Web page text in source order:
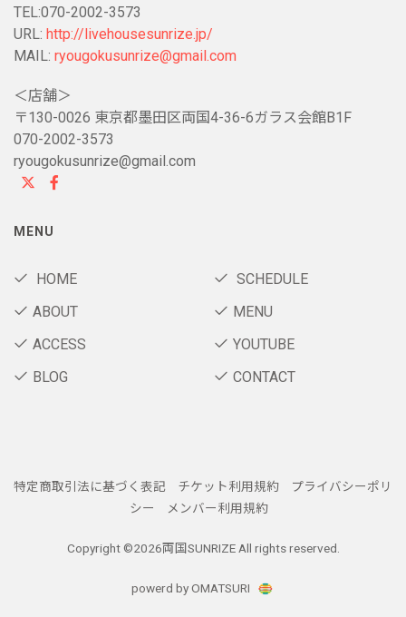
TEL:070-2002-3573
URL: http://livehousesunrize.jp/
MAIL: ryougokusunrize@gmail.com
＜店舗＞
〒130-0026 東京都墨田区両国4-36-6ガラス会館B1F
070-2002-3573
ryougokusunrize@gmail.com
MENU
HOME
SCHEDULE
ABOUT
MENU
ACCESS
YOUTUBE
BLOG
CONTACT
特定商取引法に基づく表記 チケット利用規約
プライバシーポリ
シー
メンバー利用規約
Copyright ©2026両国SUNRIZE All rights reserved.
powerd by OMATSURI